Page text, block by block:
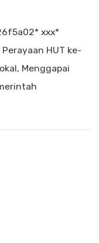
ххх*
HUT ke-
Menggapai